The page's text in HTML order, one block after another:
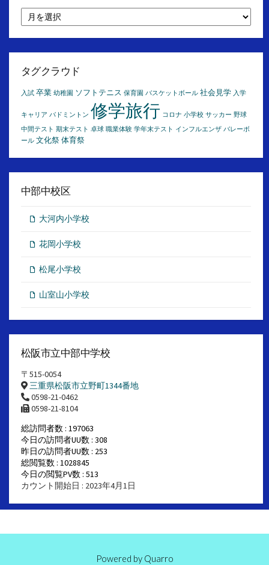
別
ア
イ
タグクラウド
入試 卒業 幼稚園 ソフトテニス 保育園 バスケットボール 社会見学 入学
キャリア バドミントン 修学旅行 コロナ 小学校 サッカー 野球
中間テスト 期末テスト 卓球 職業体験 学年末テスト インフルエンザ バレーボ
ール 文化祭 体育祭
中部中校区
大河内小学校
花岡小学校
松尾小学校
山室山小学校
松阪市立中部中学校
〒515-0054
三重県松阪市立野町1344番地
0598-21-0462
0598-21-8104
総訪問者数 : 197063
今日の訪問者UU数 : 308
昨日の訪問者UU数 : 253
総閲覧数 : 1028845
今日の閲覧PV数 : 513
カウント開始日 : 2023年4月1日
Powered by Quarro